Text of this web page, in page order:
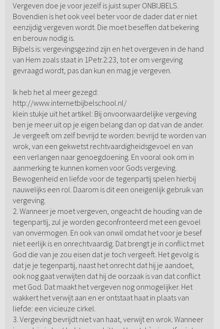
Vergeven doe je voor jezelf is juist super ONBIJBELS.
Bovendien is het ook veel beter voor de dader dat er niet
eenzijdig vergeven wordt. Die moet beseffen dat bekering
en berouw nodig is.
Bijbels is: vergevingsgezind zijn en het overgeven in de hand
van Hem zoals staat in 1Petr.2:23, tot er om vergeving
gevraagd wordt, pas dan kun en mag je vergeven.
Ik heb het al meer gezegd:
http://www.internetbijbelschool.nl/
klein stukje uit het artikel: Bij onvoorwaardelijke vergeving
ben je meer uit op je eigen belang dan op dat van de ander.
Je vergeeft om zelf bevrijd te worden: bevrijd te worden van
wrok, van een gekwetst rechtvaardigheidsgevoel en van
een verlangen naar genoegdoening. En vooral ook om in
aanmerking te kunnen komen voor Gods vergeving.
Bewogenheid en liefde voor de tegenpartij spelen hierbij
nauwelijks een rol. Daarom is dit een oneigenlijk gebruik van
vergeving.
2. Wanneer je moet vergeven, ongeacht de houding van de
tegenpartij, zul je worden geconfronteerd met een gevoel
van onvermogen. En ook van onwil omdat het voor je besef
niet eerlijk is en onrechtvaardig. Dat brengt je in conflict met
God die van je zou eisen dat je toch vergeeft. Het gevolg is
dat je je tegenpartij, naast het onrecht dat hij je aandoet,
ook nog gaat verwijten dat hij de oorzaak is van dat conflict
met God. Dat maakt het vergeven nog onmogelijker. Het
wakkert het verwijt aan en er ontstaat haat in plaats van
liefde: een vicieuze cirkel.
3. Vergeving bevrijdt niet van haat, verwijt en wrok. Wanneer